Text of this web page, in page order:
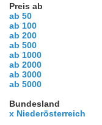
Preis ab
ab 50
ab 100
ab 200
ab 500
ab 1000
ab 2000
ab 3000
ab 5000
Bundesland
x Niederösterreich